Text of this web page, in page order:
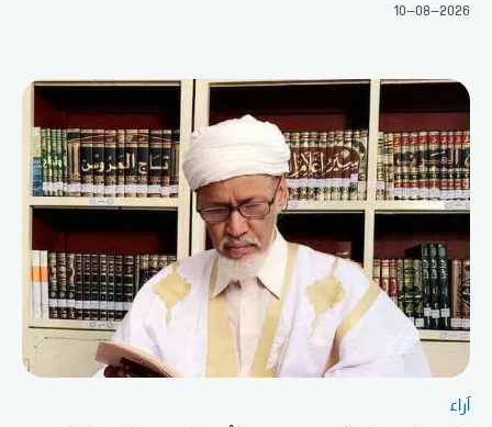
10-08-2026
آراء